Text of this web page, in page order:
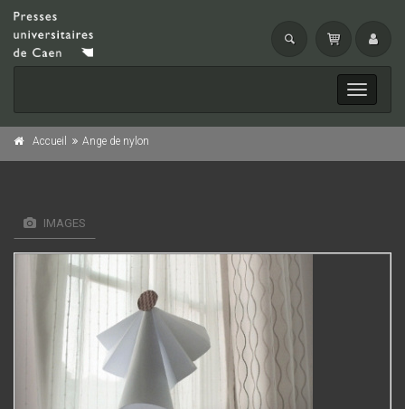
Toggle
Accueil Ange de nylon
IMAGES